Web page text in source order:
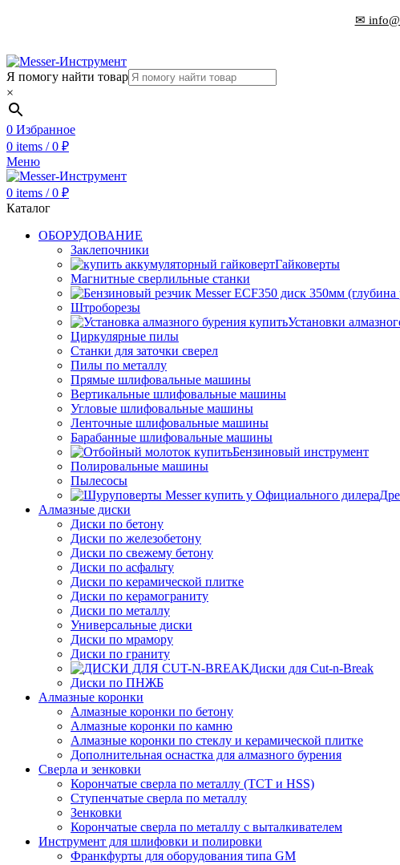
✉
Я помогу найти товар
×
0 Избранное
0 items / 0 ₽
Меню
0 items / 0 ₽
Каталог
ОБОРУДОВАНИЕ
Заклепочники
Гайковерты
Магнитные сверлильные станки
Штроборезы
Установки
Циркулярные пилы
Станки для заточки сверел
Пилы по металлу
Прямые шлифовальные машины
Вертикальные шлифовальные машины
Угловые шлифовальные машины
Ленточные шлифовальные машины
Барабанные шлифовальные машины
Бензиновый инструмент
Полировальные машины
Пылесосы
Алмазные диски
Диски по бетону
Диски по железобетону
Диски по свежему бетону
Диски по асфальту
Диски по керамической плитке
Диски по керамограниту
Диски по металлу
Универсальные диски
Диски по мрамору
Диски по граниту
Диски для Cut-n-Break
Диски по ПНЖБ
Алмазные коронки
Алмазные коронки по бетону
Алмазные коронки по камню
Алмазные коронки по стеклу и керамической плитке
Дополнительная оснастка для алмазного бурения
Сверла и зенковки
Корончатые сверла по металлу (TCT и HSS)
Ступенчатые сверла по металлу
Зенковки
Корончатые сверла по металлу c выталкивателем
Инструмент для шлифовки и полировки
Франкфурты для оборудования типа GM